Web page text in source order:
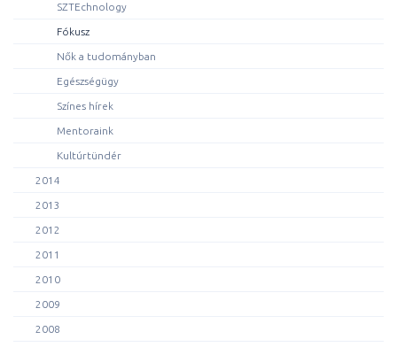
SZTEchnology
Fókusz
Nők a tudományban
Egészségügy
Színes hírek
Mentoraink
Kultúrtündér
2014
2013
2012
2011
2010
2009
2008